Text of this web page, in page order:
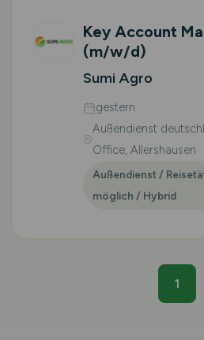
Key Account
(m/w/d)
Sumi Agro
gestern
Außendienst
Office, Allershausen
Außendienst /
möglich / Hybrid
1